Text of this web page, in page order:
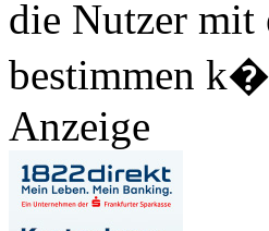
die Nutzer mit
bestimmen
Anzeige